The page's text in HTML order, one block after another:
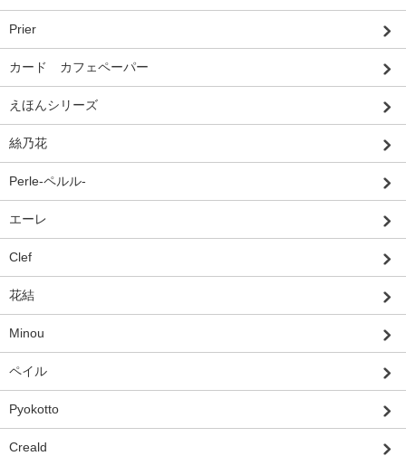
Prier
カード カフェペーパー
えほんシリーズ
絲乃花
Perle-ペルル-
エーレ
Clef
花結
Minou
ペイル
Pyokotto
Creald